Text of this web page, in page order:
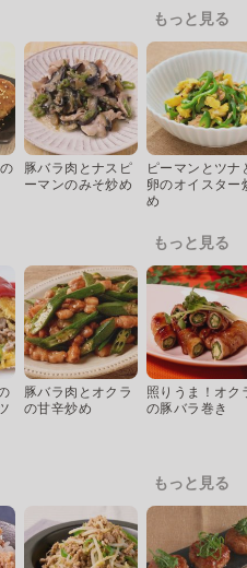
もっと見る
豚バラ肉とナスピ
ーマンのみそ炒め
ピーマンとツナ
卵のオイスター
め
もっと見る
豚バラ肉とオクラ
の甘辛炒め
照りうま！オク
の豚バラ巻き
もっと見る